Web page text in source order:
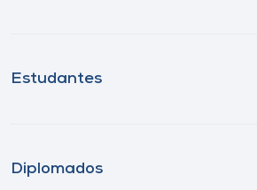
Estudantes
Diplomados